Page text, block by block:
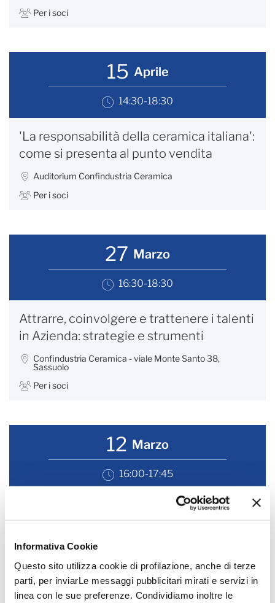
Informativa Cookie
Questo sito utilizza cookie di profilazione, anche di terze
parti, per inviarLe messaggi pubblicitari mirati e servizi in
linea con le sue preferenze. Condividiamo inoltre le
Per i soci
15 Aprile
14:30-18:30
'La responsabilità della ceramica italiana':
come si presenta al punto vendita
Auditorium Confindustria Ceramica
Per i soci
27 Marzo
16:30-18:30
Attrarre, coinvolgere e trattenere i talenti
in Azienda: strategie e strumenti
Confindustria Ceramica - viale Monte Santo 38,
Sassuolo
Per i soci
12 Marzo
16:00-17:45
Webinar Prometeia - Focus sul mercato
Webinar